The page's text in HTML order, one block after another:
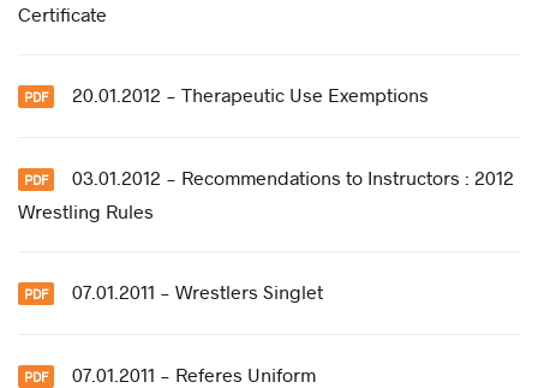
Certificate
20.01.2012 - Therapeutic Use Exemptions
03.01.2012 - Recommendations to Instructors : 2012
Wrestling Rules
07.01.2011 - Wrestlers Singlet
07.01.2011 - Referes Uniform